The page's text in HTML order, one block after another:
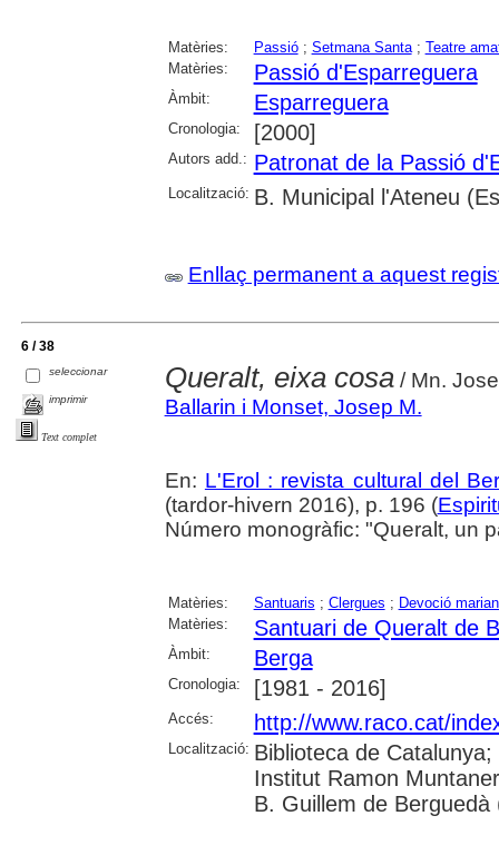
Matèries: Passió; Setmana Santa; Teatre
Matèries:
Passió d'Esparreguera
Àmbit: Esparreguera
Cronologia: [2000]
Autors add.: Patronat de la Passió
Localització: B. Municipal l'Ateneu
Enllaç permanent a aquest
6 / 38
seleccionar
imprimir
Text complet
Queralt, eixa cosa/ Mn.
Ballarin i Monset, Josep M.
En: L'Erol : revista cultural del
(tardor-hivern 2016), p. 196 (
Número monogràfic: "Queralt, un
Matèries: Santuaris ; Clergues ; Devoció
Matèries:
Santuari de Queralt de
Àmbit: Berga
Cronologia: [1981 - 2016]
Accés: http://www.raco.cat/
Localització: Biblioteca de
Institut Ramon
B. Guillem de Berguedà